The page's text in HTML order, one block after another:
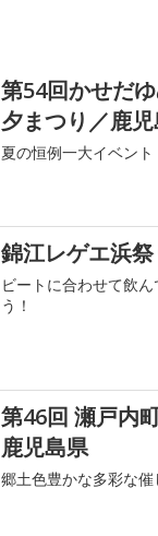
第54回かせだ
夕まつり／鹿
夏の恒例一大イベント
錦江レゲエ浜
ビートに合わせて飲
う！
第46回 瀬戸内
鹿児島県
郷土色豊かな多彩な